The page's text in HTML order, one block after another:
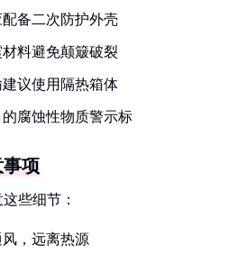
备二次防护外壳
材料避免颠簸破裂
建议使用隔热箱体
腐蚀性物质警示标
项
些细节：
，远离热源